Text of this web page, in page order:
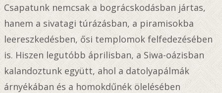
Csapatunk nemcsak a bográcskodásban jártas,
hanem a sivatagi túrázásban, a piramisokba
leereszkedésben, ősi templomok felfedezésében
is. Hiszen legutóbb áprilisban, a Siwa-oázisban
kalandoztunk együtt, ahol a datolyapálmák
árnyékában és a homokdűnék ölelésében